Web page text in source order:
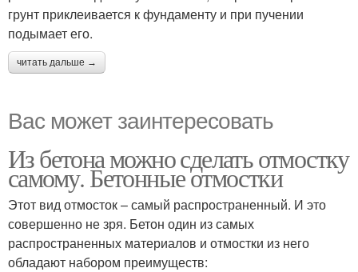
грунт приклеивается к фундаменту и при пучении
подымает его.
читать дальше →
Вас может заинтересовать
Из бетона можно сделать отмостку
самому. Бетонные отмостки
Этот вид отмосток – самый распространенный. И это
совершенно не зря. Бетон один из самых
распространенных материалов и отмостки из него
обладают набором преимуществ: